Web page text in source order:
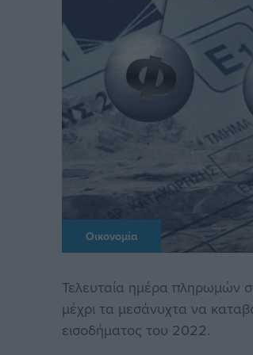
Οικονομία
Τελευταία ημέρα πληρωμών
μέχρι τα μεσάνυχτα να
εισοδήματος του 2022.